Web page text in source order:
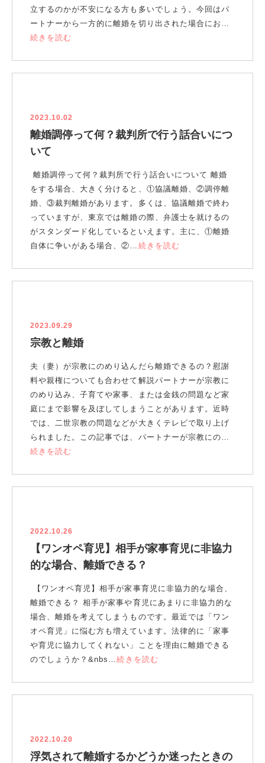
立するのかが不安になる方も多いでしょう。今回はパ
ートナーから一方的に離婚を切り出された場合にお…
続きを読む
2023.10.02
離婚調停って何？裁判所で行う話合いにつ
いて
離婚調停って何？裁判所で行う話合いについて 離婚
をする場合、大きく分けると、①協議離婚、②調停離
婚、③裁判離婚があります。多くは、協議離婚で終わ
っていますが、東京では離婚の際、弁護士を就けるの
がスタンダード化しているといえます。主に、①離婚
自体に争いがある場合、②… 続きを読む
2023.09.29
宗教と離婚
夫（妻）が宗教にのめり込んだら離婚できるの？慰謝
料や親権についても合わせて解説パートナーが宗教に
のめり込み、子育てや家事、または金銭の問題など家
庭にまで影響を及ぼしてしまうことがあります。近時
では、二世宗教の問題などが大きくテレビで取り上げ
られました。この記事では、パートナーが宗教にの…
続きを読む
2022.10.26
【ワンオペ育児】相手が家事育児に非協力
的な場合、離婚できる？
【ワンオペ育児】相手が家事育児に非協力的な場合、
離婚できる？ 相手が家事や育児にあまりに非協力的な
場合、離婚を考えてしまうものです。最近では「ワン
オペ育児」に悩む方も増えています。法律的に「家事
や育児に協力してくれない」ことを理由に離婚できる
のでしょうか？&nbs…続きを読む
2022.10.20
浮気されて離婚するかどうか迷ったときの